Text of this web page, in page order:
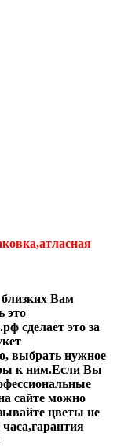
Вам
это
сделает это за
выбрать нужное
к ним.Если Вы
сайте можно
цветы не